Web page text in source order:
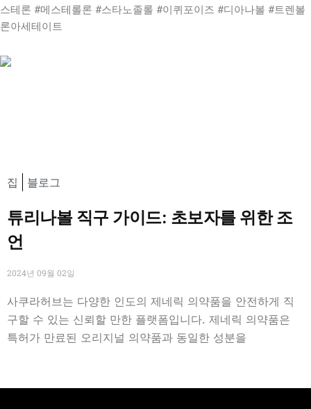
스테론 #메스테롤론 #스타노졸롤 #이퀴포이즈 #디아나볼 #트렌볼
론아세테이트
집 블로그
튜리나볼 직구 가이드: 초보자를 위한 조
언
2024년 09월 02일
사쿠라허브는 다양한 인도의 제네릭 의약품을 안전하게 직
구할 수 있는 신뢰할 만한 플랫폼입니다. 제네릭 의약품은
특허가 만료된 오리지널 의약품과 동일한 성분을